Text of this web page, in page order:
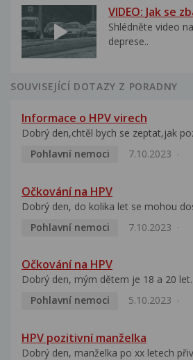
VIDEO: Jak se
Shlédněte video
deprese..
SOUVISEJÍCÍ DOTAZY Z PORADNY
Informace o HPV virech
Dobrý den,chtěl bych se zeptat,jak
Pohlavní nemoci
7.10.2023
Očkování na HPV
Dobrý den, do kolika let se mohou
Pohlavní nemoci
7.10.2023
Očkování na HPV
Dobrý den, mým dětem je 18 a 20
Pohlavní nemoci
5.10.2023
HPV pozitivní manželka
Dobrý den, manželka po xx letech